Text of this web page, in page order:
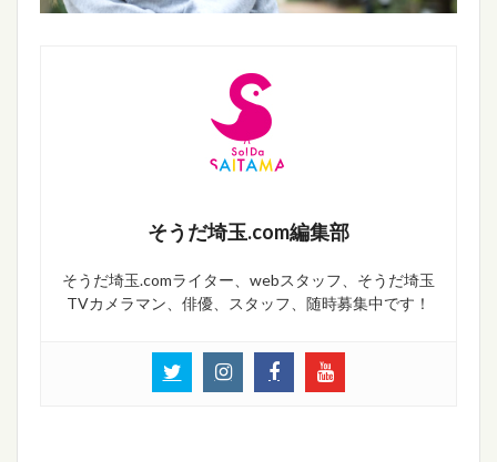
そうだ埼玉.com編集部
そうだ埼玉.comライター、webスタッフ、そうだ埼玉
TVカメラマン、俳優、スタッフ、随時募集中です！